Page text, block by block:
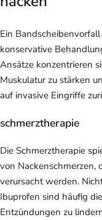
Ein
konservative
Ansätze konzentrieren
Muskulatur zu stärken
auf invasive Eingriffe
schmerztherapie
Die Schmerztherapie
von Nackenschmerzen,
verursacht werden.
Ibuprofen sind häufig
Entzündungen zu